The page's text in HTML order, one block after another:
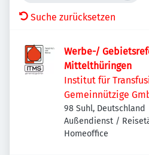
Suche zurücksetzen
Werbe-/
Mittelthüringen
Institut für
Gemeinnützige
98 Suhl, Deutschland
Außendienst /
Homeoffice